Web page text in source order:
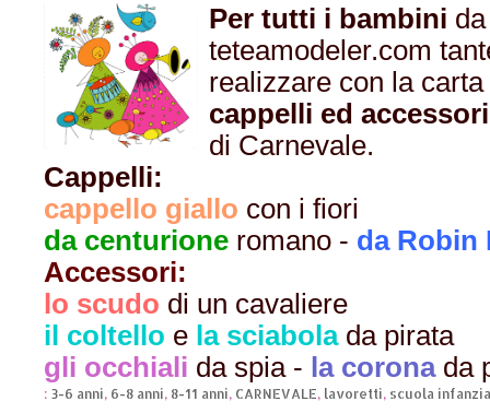
Per tutti i bambini da
teteamodeler.com
realizzare con la
cappelli ed
di Carnevale.
Cappelli:
cappello giallo con i fiori
da centurione romano - da Robin
Accessori:
lo scudo di un cavaliere
il coltello e la sciabola da pirata
gli occhiali da spia - la corona da
: 3-6 anni, 6-8 anni, 8-11 anni, CARNEVALE, lavoretti, scuola infanzia